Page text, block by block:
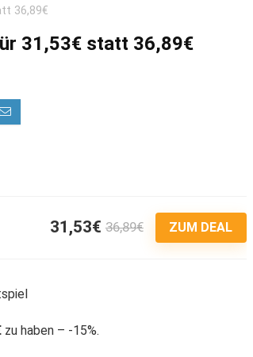
36,89€
31,53€ statt 36,89€
31,53€ 36,89€ ZUM DEAL
zu haben – -15%.